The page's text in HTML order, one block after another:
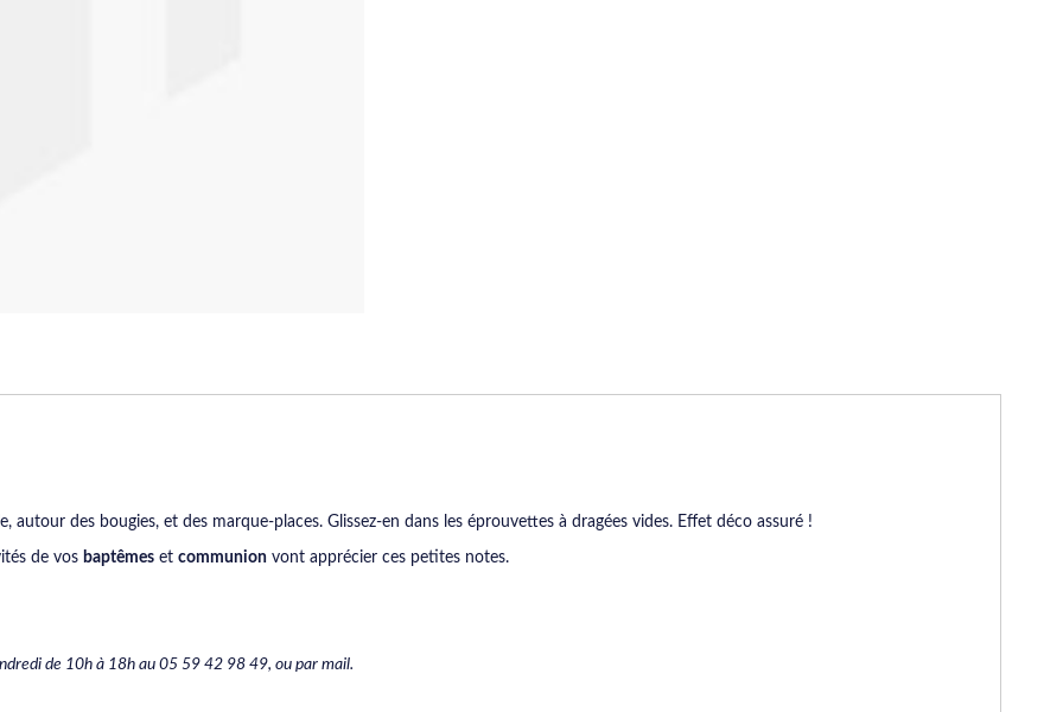
autour des bougies, et des marque-places. Glissez-en dans les éprouvettes à dragées vides. Effet déco assuré !
de vos baptêmes et communion vont apprécier ces petites notes.
de 10h à 18h au 05 59 42 98 49, ou par mail.